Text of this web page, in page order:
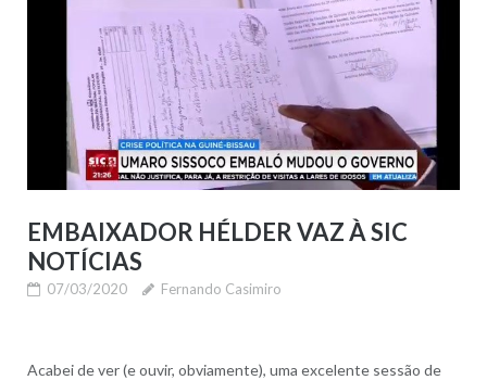
EMBAIXADOR HÉLDER VAZ À SIC
NOTÍCIAS
07/03/2020 Fernando Casimiro
Acabei de ver (e ouvir, obviamente), uma excelente sessão de